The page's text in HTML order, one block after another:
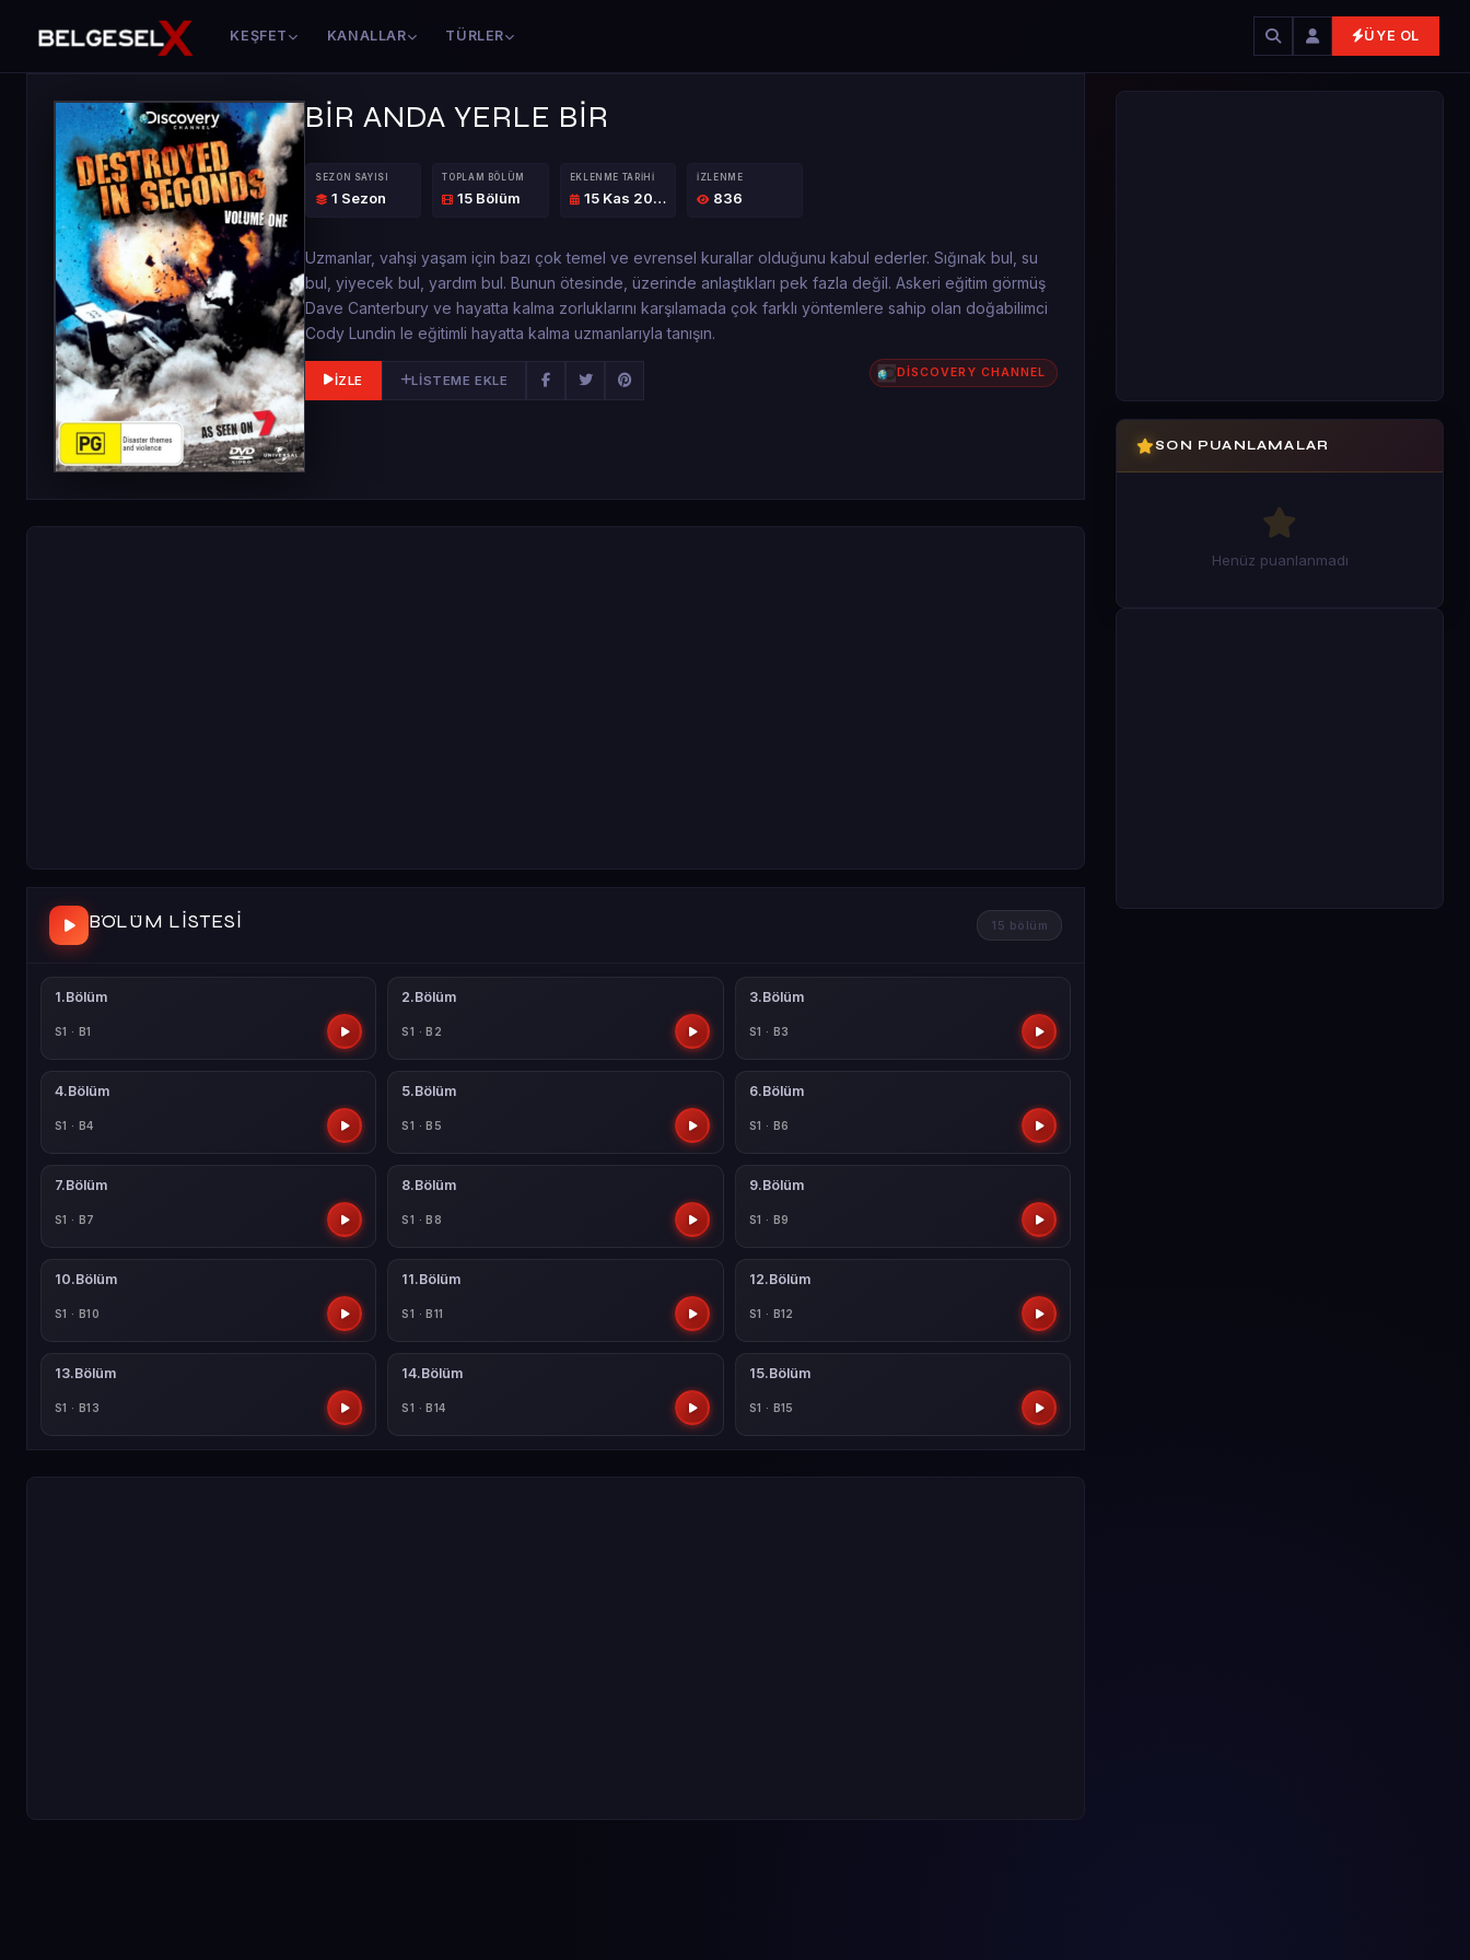
KEŞFET KANALLAR TÜRLER ÜYE OL
BİR ANDA YERLE BİR
SEZON SAYISI
1 Sezon
TOPLAM BÖLÜM
15 Bölüm
EKLENME TARIHI
15 Kas 2016
İZLENME
836
Uzmanlar, vahşi yaşam için bazı çok temel ve evrensel kurallar olduğunu kabul ederler. Sığınak bul, su
bul, yiyecek bul, yardım bul. Bunun ötesinde, üzerinde anlaştıkları pek fazla değil. Askeri eğitim görmüş
Dave Canterbury ve hayatta kalma zorluklarını karşılamada çok farklı yöntemlere sahip olan doğabilimci
Cody Lundin le eğitimli hayatta kalma uzmanlarıyla tanışın.
İZLE LISTEME EKLE DİSCOVERY CHANNEL
BÖLÜM LISTESI 15 bölüm
1.Bölüm
S1 · B1
2.Bölüm
S1 · B2
3.Bölüm
S1 · B3
4.Bölüm
S1 · B4
5.Bölüm
S1 · B5
6.Bölüm
S1 · B6
7.Bölüm
S1 · B7
8.Bölüm
S1 · B8
9.Bölüm
S1 · B9
10.Bölüm
S1 · B10
11.Bölüm
S1 · B11
12.Bölüm
S1 · B12
13.Bölüm
S1 · B13
14.Bölüm
S1 · B14
15.Bölüm
S1 · B15
SON PUANLAMALAR
Henüz puanlanmadı